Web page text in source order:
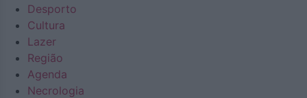
Desporto
Cultura
Lazer
Região
Agenda
Necrologia